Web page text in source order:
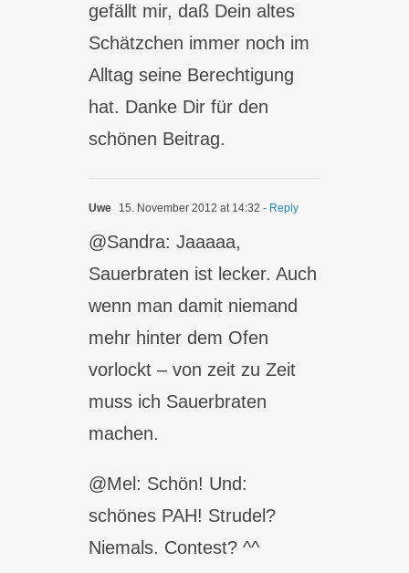
gefällt mir, daß Dein altes
Schätzchen immer noch im
Alltag seine Berechtigung
hat. Danke Dir für den
schönen Beitrag.
Uwe 15. November 2012 at 14:32 - Reply
@Sandra: Jaaaaa,
Sauerbraten ist lecker. Auch
wenn man damit niemand
mehr hinter dem Ofen
vorlockt – von zeit zu Zeit
muss ich Sauerbraten
machen.
@Mel: Schön! Und:
schönes PAH! Strudel?
Niemals. Contest? ^^